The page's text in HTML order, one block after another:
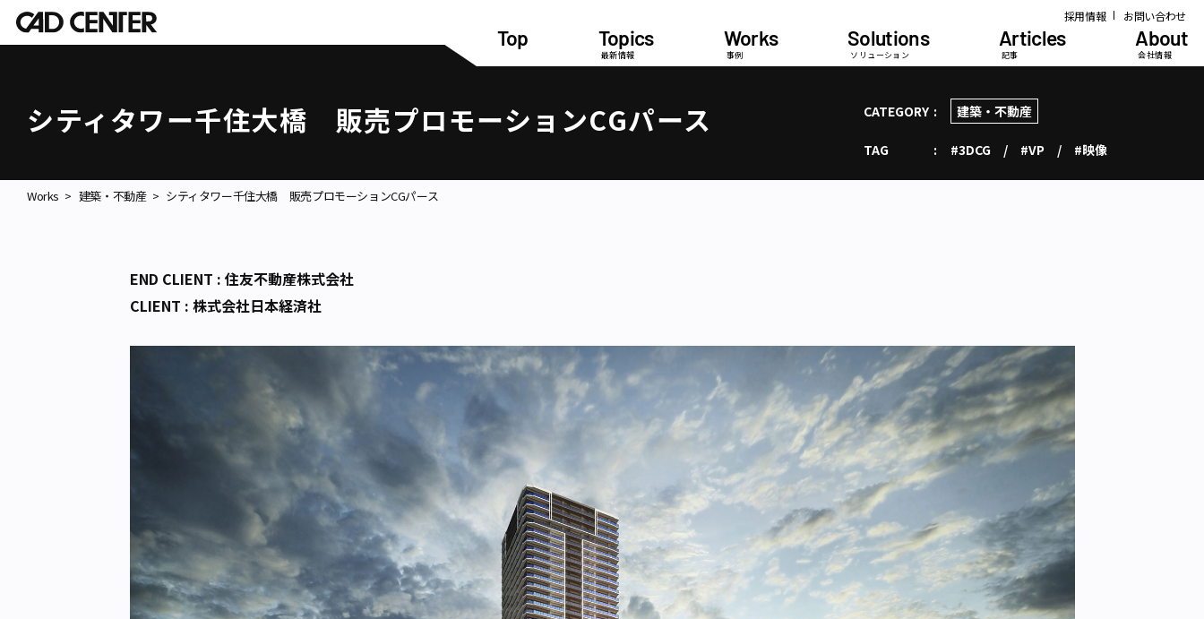
採用情報 お問い合わせ
Top Topics
最新情報
Works
事例
Solutions
ソリューション
Articles
記事
About
会社情報
シティタワー千住大橋 販売プロモーションCGパース CATEGORY 建築・不動産
TAG #3DCG #VP #映像
Works 建築・不動産 シティタワー千住大橋 販売プロモーションCGパース
END CLIENT : 住友不動産株式会社
CLIENT : 株式会社日本経済社